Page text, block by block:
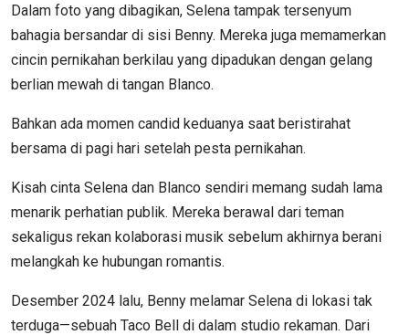
Dalam foto yang dibagikan, Selena tampak tersenyum
bahagia bersandar di sisi Benny. Mereka juga memamerkan
cincin pernikahan berkilau yang dipadukan dengan gelang
berlian mewah di tangan Blanco.
Bahkan ada momen candid keduanya saat beristirahat
bersama di pagi hari setelah pesta pernikahan.
Kisah cinta Selena dan Blanco sendiri memang sudah lama
menarik perhatian publik. Mereka berawal dari teman
sekaligus rekan kolaborasi musik sebelum akhirnya berani
melangkah ke hubungan romantis.
Desember 2024 lalu, Benny melamar Selena di lokasi tak
terduga—sebuah Taco Bell di dalam studio rekaman. Dari